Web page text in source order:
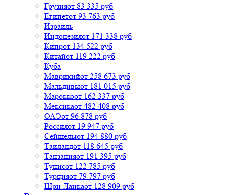
Грузияот 83 335 руб
Египетот 93 763 руб
Израиль
Индонезияот 171 338 руб
Кипрот 134 522 руб
Китайот 119 222 руб
Куба
Маврикийот 258 673 руб
Мальдивыот 181 015 руб
Мароккоот 162 337 руб
Мексикаот 482 408 руб
ОАЭот 96 878 руб
Россияот 19 947 руб
Сейшелыот 194 880 руб
Таиландот 118 645 руб
Танзанияот 191 395 руб
Тунисот 122 785 руб
Турцияот 79 797 руб
Шри-Ланкаот 128 909 руб